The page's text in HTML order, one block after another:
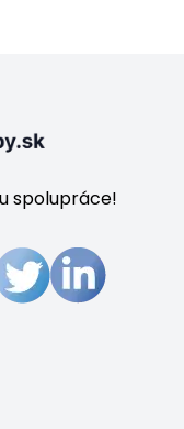
spolupráce!